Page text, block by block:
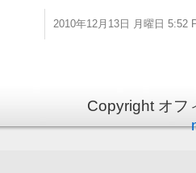
2010年12月13日 月曜日 5:52
Copyright オ